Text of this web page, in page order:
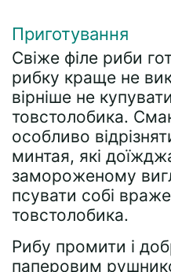
Приготування
Свіже філе риби
рибку краще не
вірніше не
товстолобика.
особливо
минтая, які
замороженому
псувати собі
товстолобика.
Рибу промити і
паперовим